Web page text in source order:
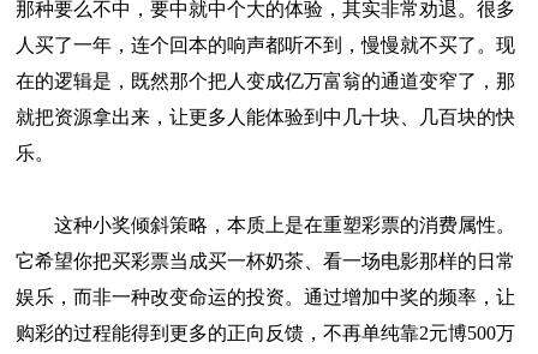
那种要么不中，要中就中个大的体验，其实非常劝退。很多
人买了一年，连个回本的响声都听不到，慢慢就不买了。现
在的逻辑是，既然那个把人变成亿万富翁的通道变窄了，那
就把资源拿出来，让更多人能体验到中几十块、几百块的快
乐。
这种小奖倾斜策略，本质上是在重塑彩票的消费属性。
它希望你把买彩票当成买一杯奶茶、看一场电影那样的日常
娱乐，而非一种改变命运的投资。通过增加中奖的频率，让
购彩的过程能得到更多的正向反馈，不再单纯靠2元博500万